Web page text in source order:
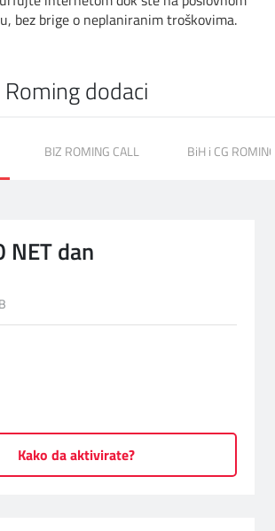
NAS
bez brige o neplaniranim troškovima.
Roming dodaci
BIZ ROMING CALL BiH i CG
NET dan
Kako da aktivirate?